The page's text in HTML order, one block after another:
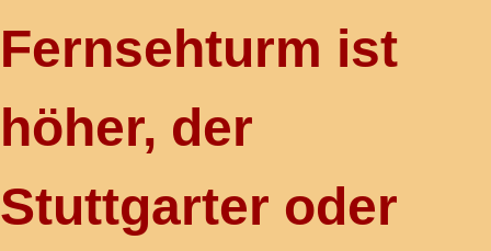
Fernsehturm ist
höher, der
Stuttgarter oder